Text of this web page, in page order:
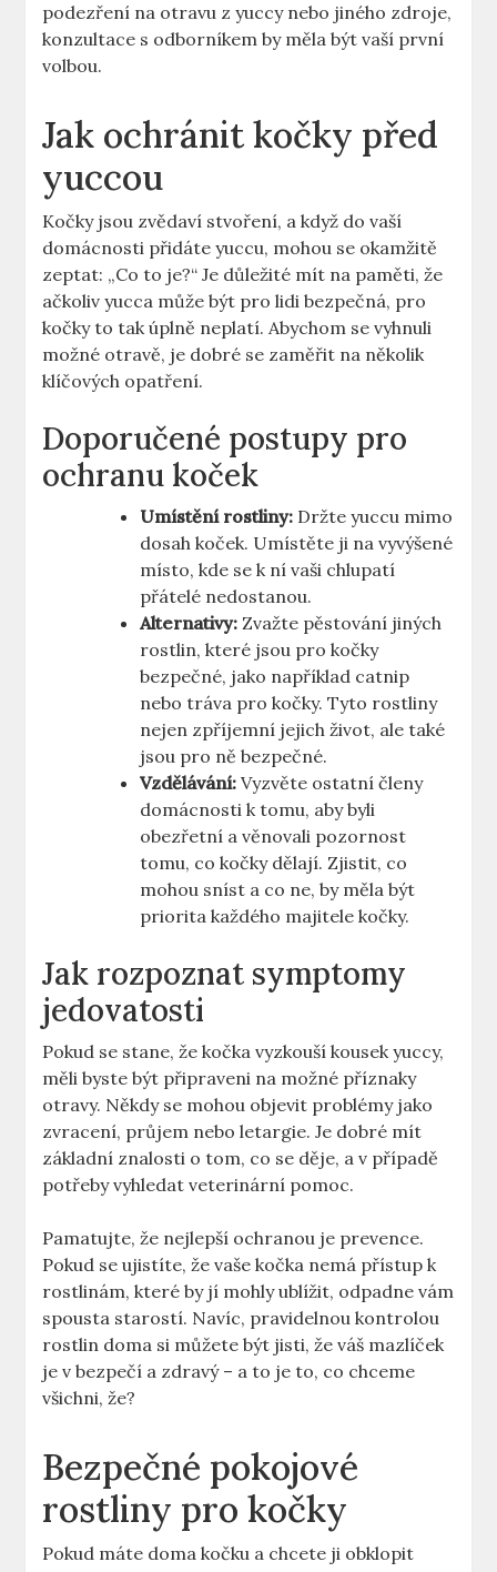
podezření na otravu z yuccy nebo jiného zdroje,
konzultace s odborníkem by měla být vaší první
volbou.
Jak ochránit kočky před
yuccou
Kočky jsou zvědaví stvoření, a když do vaší
domácnosti přidáte yuccu, mohou se okamžitě
zeptat: „Co to je?“ Je důležité mít na paměti, že
ačkoliv yucca může být pro lidi bezpečná, pro
kočky to tak úplně neplatí. Abychom se vyhnuli
možné otravě, je dobré se zaměřit na několik
klíčových opatření.
Doporučené postupy pro
ochranu koček
Umístění rostliny: Držte yuccu mimo
dosah koček. Umístěte ji na vyvýšené
místo, kde se k ní vaši chlupatí
přátelé nedostanou.
Alternativy: Zvažte pěstování jiných
rostlin, které jsou pro kočky
bezpečné, jako například catnip
nebo tráva pro kočky. Tyto rostliny
nejen zpříjemní jejich život, ale také
jsou pro ně bezpečné.
Vzdělávání: Vyzvěte ostatní členy
domácnosti k tomu, aby byli
obezřetní a věnovali pozornost
tomu, co kočky dělají. Zjistit, co
mohou sníst a co ne, by měla být
priorita každého majitele kočky.
Jak rozpoznat symptomy
jedovatosti
Pokud se stane, že kočka vyzkouší kousek yuccy,
měli byste být připraveni na možné příznaky
otravy. Někdy se mohou objevit problémy jako
zvracení, průjem nebo letargie. Je dobré mít
základní znalosti o tom, co se děje, a v případě
potřeby vyhledat veterinární pomoc.
Pamatujte, že nejlepší ochranou je prevence.
Pokud se ujistíte, že vaše kočka nemá přístup k
rostlinám, které by jí mohly ublížit, odpadne vám
spousta starostí. Navíc, pravidelnou kontrolou
rostlin doma si můžete být jisti, že váš mazlíček
je v bezpečí a zdravý – a to je to, co chceme
všichni, že?
Bezpečné pokojové
rostliny pro kočky
Pokud máte doma kočku a chcete ji obklopit